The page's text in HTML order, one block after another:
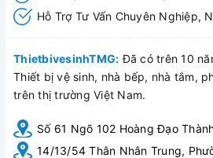
Hỗ Trợ Tư Vấn Chuyên Nghiệp,
ThietbivesinhTMG: Đã có trên 10
Thiết bị vệ sinh, nhà bếp, nhà tắm,
trên thị trường Việt Nam.
Số 61 Ngõ 102 Hoàng Đạo
14/13/54 Thân Nhân Trung,